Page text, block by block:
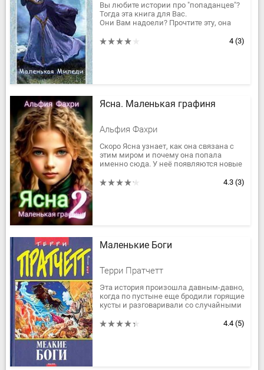
Вы любите истории про "попаданцев"?
Тогда эта книга для Вас.
Они Вам надоели? Прочтите эту, она
Вы к ним равнодушны? Только
4 (3)
Ясна. Маленькая графиня
Альфия Фахри
Скоро Ясна узнает, как она связана с
этим миром и почему она попала
именно сюда. У неё появляются новые
работа и новые хлопоты. А враги... 4.3 (3)
Маленькие Боги
Терри Пратчетт
Эта история произошла давным-давно,
когда по пустыне еще бродили горящие
кусты и разговаривали со случайными
привычку гулять по пустыне,...
4.4 (5)